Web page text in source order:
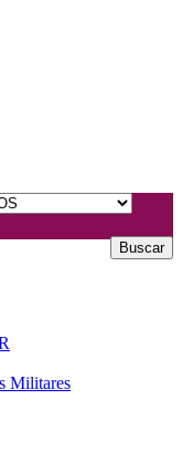
Buscar
Militares